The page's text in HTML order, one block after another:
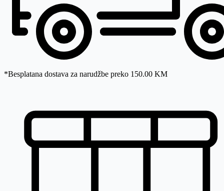
*Besplatana dostava za narudžbe preko 150.00 KM